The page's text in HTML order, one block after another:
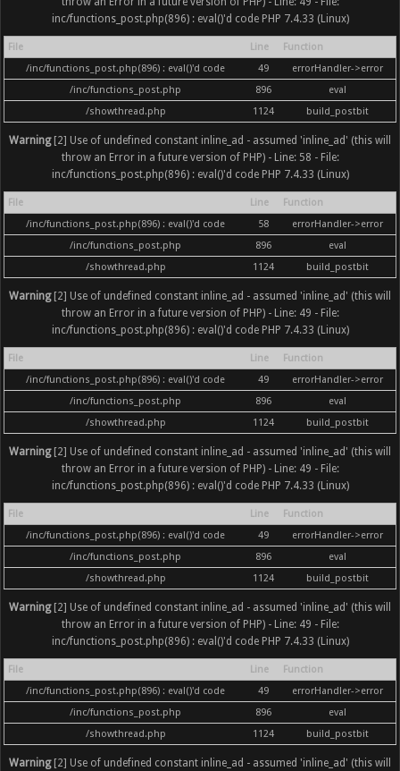
inc/functions_post.php(896) : eval()'d code PHP 7.4.33 (Linux)
File Line
Function
/inc/functions_post.php(896) : eval()'d code
49
errorHandler->error
/inc/functions_post.php
896
eval
/showthread.php
1124 build_postbit
Warning[2] Use of undefined constant inline_ad - assumed 'inline_ad' (this will
throw an Error in a future version of PHP) - Line: 58 - File:
inc/functions_post.php(896) : eval()'d code PHP 7.4.33 (Linux)
File Line
Function
/inc/functions_post.php(896) : eval()'d code
58
errorHandler->error
/inc/functions_post.php
896
eval
/showthread.php
1124 build_postbit
Warning[2] Use of undefined constant inline_ad - assumed 'inline_ad' (this will
throw an Error in a future version of PHP) - Line: 49 - File:
inc/functions_post.php(896) : eval()'d code PHP 7.4.33 (Linux)
File Line
Function
/inc/functions_post.php(896) : eval()'d code
49
errorHandler->error
/inc/functions_post.php
896
eval
/showthread.php
1124 build_postbit
Warning[2] Use of undefined constant inline_ad - assumed 'inline_ad' (this will
throw an Error in a future version of PHP) - Line: 49 - File:
inc/functions_post.php(896) : eval()'d code PHP 7.4.33 (Linux)
File Line
Function
/inc/functions_post.php(896) : eval()'d code
49
errorHandler->error
/inc/functions_post.php
896
eval
/showthread.php
1124 build_postbit
Warning[2] Use of undefined constant inline_ad - assumed 'inline_ad' (this will
throw an Error in a future version of PHP) - Line: 49 - File:
inc/functions_post.php(896) : eval()'d code PHP 7.4.33 (Linux)
File Line
Function
/inc/functions_post.php(896) : eval()'d code
49
errorHandler->error
/inc/functions_post.php
896
eval
/showthread.php
1124 build_postbit
Warning[2] Use of undefined constant inline_ad - assumed 'inline_ad' (this will